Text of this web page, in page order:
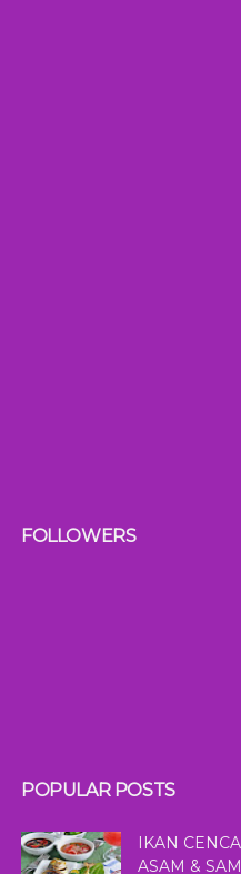
FOLLOWERS
POPULAR POSTS
IKAN
ASAM &